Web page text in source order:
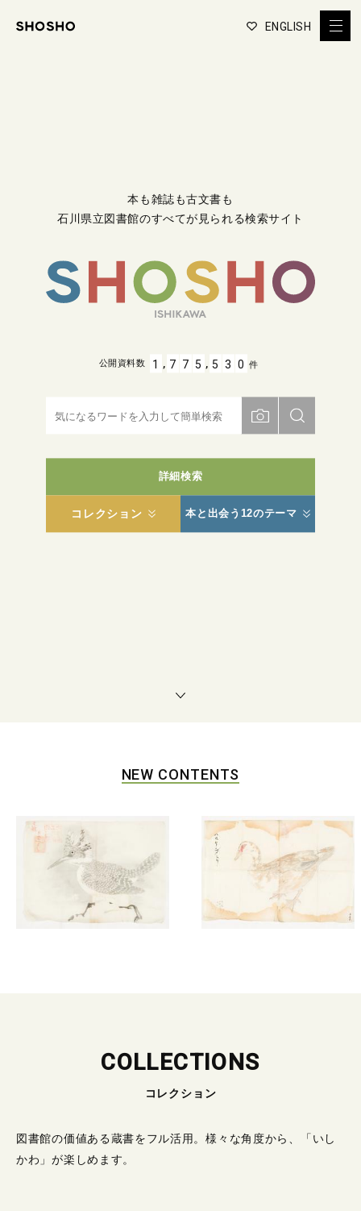
ENGLISH
本も雑誌も古文書も
石川県立図書館のすべてが見られる検索サイト
詳細検索
コレクション 本と出会う12のテーマ
公開資料数 1 , 7 7 5 , 5 3 0 件
NEW CONTENTS
COLLECTIONS
コレクション
図書館の価値ある蔵書をフル活用。様々な角度から、「いし
かわ」が楽しめます。